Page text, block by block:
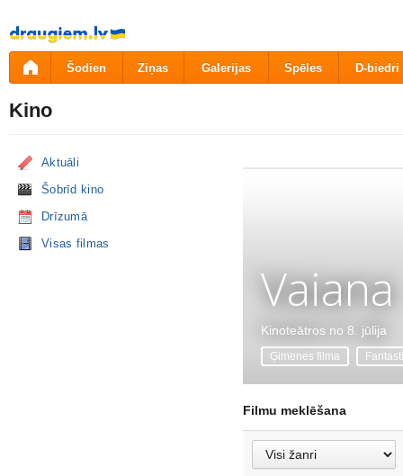
Pāriet
uz
saturu
Šodien Ziņas Galerijas Spēles D-biedri
Kino
Aktuāli
Šobrīd kino
Drīzumā
Visas filmas
Vaiana
Kinoteātros no 8. jūlija
Ģimenes filma
Filmu meklēšana